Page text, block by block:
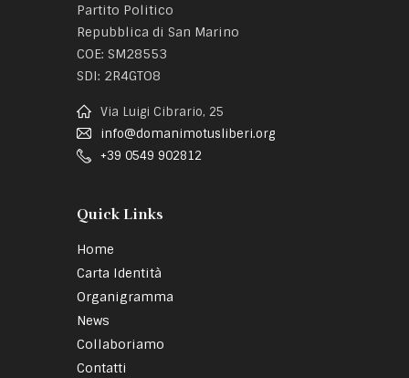
Partito Politico
Repubblica di San Marino
COE: SM28553
SDI: 2R4GTO8
Via Luigi Cibrario, 25
info@domanimotusliberi.org
+39 0549 902812
Quick Links
Home
Carta Identità
Organigramma
News
Collaboriamo
Contatti